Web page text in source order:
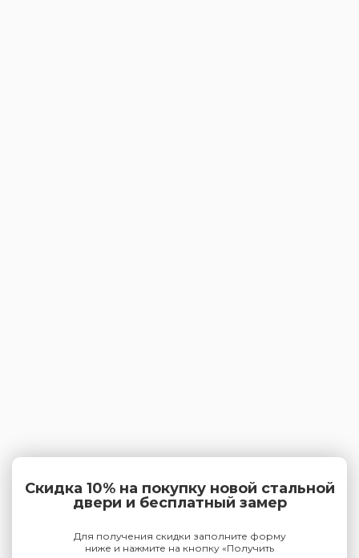
Скидка 10% на покупку новой стальной
двери и бесплатный замер
Для получения скидки заполните форму
ниже и нажмите на кнопку «Получить